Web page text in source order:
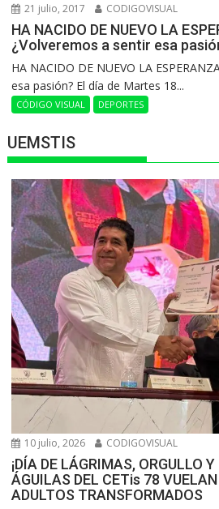
21 julio, 2017 CODIGOVISUAL
HA NACIDO DE NUEVO LA
¿Volveremos a sentir esa
HA NACIDO DE NUEVO LA
esa pasión? El día de Martes 18...
CÓDIGO VISUAL DEPORTES
UEMSTIS
10 julio, 2026 CODIGOVISUAL
¡DÍA DE LÁGRIMAS, ORGULLO
ÁGUILAS DEL CETis 78
ADULTOS TRANSFORMADOS